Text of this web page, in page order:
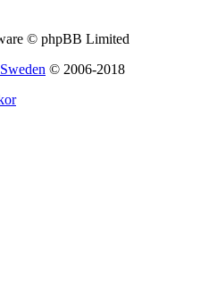
© phpBB Limited
© 2006-2018